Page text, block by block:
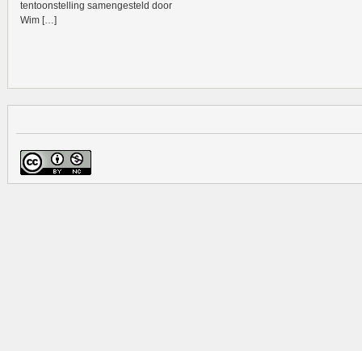
tentoonstelling samengesteld door
Wim […]